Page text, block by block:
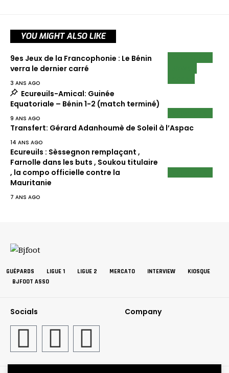
YOU MIGHT ALSO LIKE
9es Jeux de la Francophonie : Le Bénin
verra le dernier carré
3 ANS AGO
Ecureuils-Amical: Guinée
Equatoriale – Bénin 1-2 (match terminé)
9 ANS AGO
Transfert: Gérard Adanhoumè de Soleil à l’Aspac
14 ANS AGO
Ecureuils : Sèssegnon remplaçant ,
Farnolle dans les buts , Soukou titulaire
, la compo officielle contre la
Mauritanie
7 ANS AGO
GUÉPARDS LIGUE 1 LIGUE 2 MERCATO INTERVIEW
KIOSQUE
BJFOOT ASSO
Socials Company